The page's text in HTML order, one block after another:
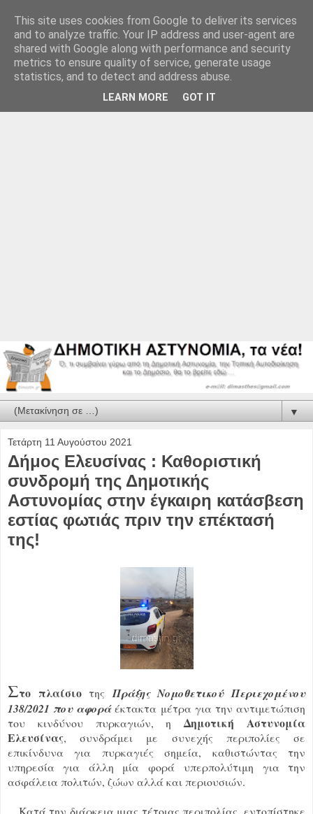
▼
Τετάρτη 11 Αυγούστου 2021
Δήμος Ελευσίνας : Καθοριστική
συνδρομή της Δημοτικής
Αστυνομίας στην έγκαιρη κατάσβεση
εστίας φωτιάς πριν την επέκτασή
της!
Στο πλαίσιοτης Πράξης Νομοθετικού Περιεχομένου
138/2021 που αφοράέκτακτα μέτρα για την αντιμετώπιση
του κινδύνου πυρκαγιών, ηΔημοτική Αστυνομία
Ελευσίνας, συνδράμει με συνεχής περιπολίες σε
επικίνδυνα για πυρκαγιές σημεία, καθιστώντας την
υπηρεσία για άλλη μία φοράυπερπολύτιμη
για την
ασφάλεια πολιτών, ζώων αλλά και περιουσιών.
Κατά την διάρκεια μιας τέτοιας περιπολίας, εντοπίστηκε
This site uses cookies from Google to deliver its services
and to analyze traffic. Your IP address and user-agent are
shared with Google along with performance and security
metrics to ensure quality of service, generate usage
statistics, and to detect and address abuse.
LEARN MORE GOT IT